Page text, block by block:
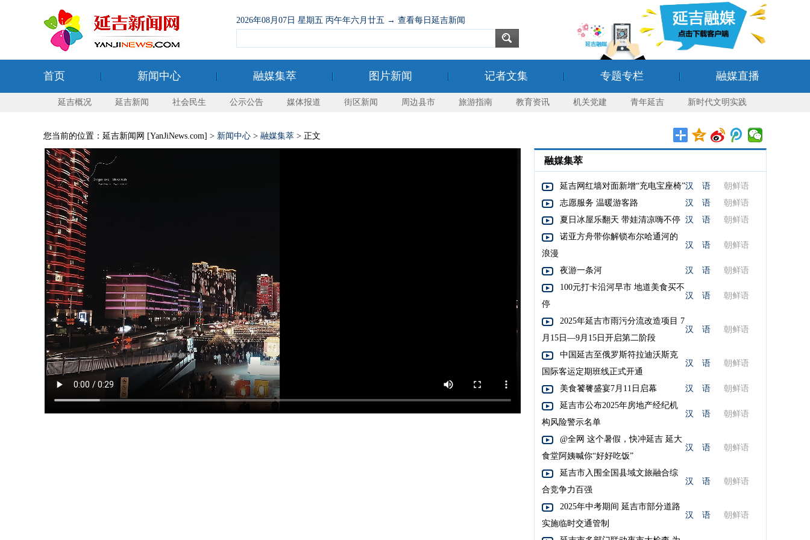
2026年08月07日 星期五 丙午年六月廿五 → 查看每日延吉新闻
首页 新闻中心 融媒集萃 图片新闻 记者文集 专题专栏 融媒直播
延吉概况 延吉新闻 社会民生 公示公告 媒体报道 街区新闻 周边县市 旅游指南 教育资讯 机关党建 青年延吉 新时代文明实践
您当前的位置：延吉新闻网 [YanJiNews.com] > 新闻中心 > 融媒集萃 > 正文
融媒集萃
延吉网红墙对面新增“充电宝座椅”汉 语
朝鲜语
志愿服务 温暖游客路
汉 语
朝鲜语
夏日冰屋乐翻天 带娃清凉嗨不停 汉 语
朝鲜语
诺亚方舟带你解锁布尔哈通河的
浪漫
汉 语 朝鲜语
夜游一条河 汉 语
朝鲜语
100元打卡沿河早市 地道美食买不
停
汉 语 朝鲜语
2025年延吉市雨污分流改造项目 7
月15日—9月15日开启第二阶段
汉 语 朝鲜语
中国延吉至俄罗斯符拉迪沃斯克
国际客运定期班线正式开通
汉 语 朝鲜语
美食饕餮盛宴7月11日启幕 汉 语
朝鲜语
延吉市公布2025年房地产经纪机
构风险警示名单
汉 语 朝鲜语
@全网 这个暑假，快冲延吉 延大
食堂阿姨喊你“好好吃饭”
汉 语 朝鲜语
延吉市入围全国县域文旅融合综
合竞争力百强
汉 语 朝鲜语
2025年中考期间 延吉市部分道路
实施临时交通管制
汉 语 朝鲜语